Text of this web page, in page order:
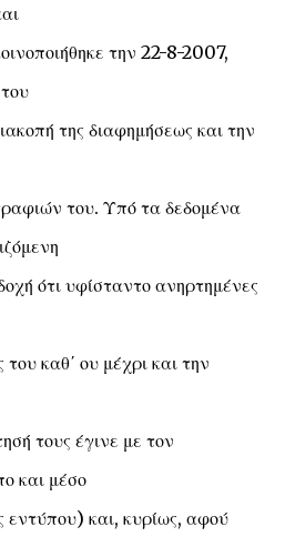
την 22-8-2007,
της διαφημήσεως και την
του. Υπό τα δεδομένα
ότι υφίσταντο ανηρτημένες
καθ΄ ου μέχρι και την
τους έγινε με τον
και μέσο
εντύπου) και, κυρίως, αφού